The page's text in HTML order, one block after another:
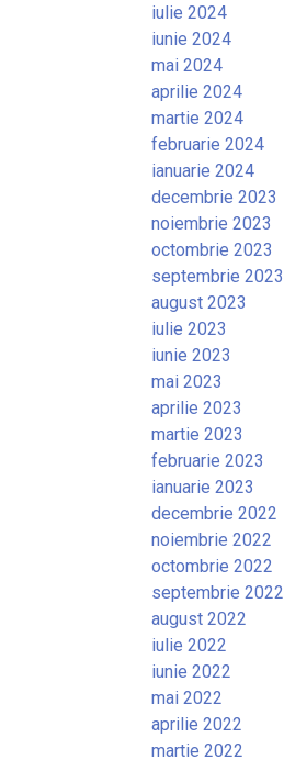
iulie 2024
iunie 2024
mai 2024
aprilie 2024
martie 2024
februarie 2024
ianuarie 2024
decembrie 2023
noiembrie 2023
octombrie 2023
septembrie 2023
august 2023
iulie 2023
iunie 2023
mai 2023
aprilie 2023
martie 2023
februarie 2023
ianuarie 2023
decembrie 2022
noiembrie 2022
octombrie 2022
septembrie 2022
august 2022
iulie 2022
iunie 2022
mai 2022
aprilie 2022
martie 2022